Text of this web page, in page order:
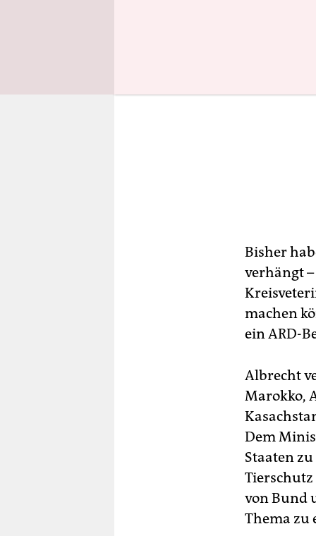
Bisher
verhängt
machen
ein ARD-
Albrecht
Marokko,
Dem
Staaten
von Bund
Thema zu